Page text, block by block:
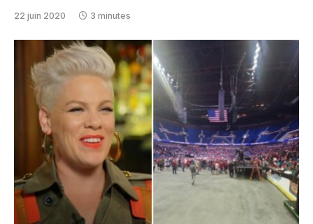
22 juin 2020 3 minutes